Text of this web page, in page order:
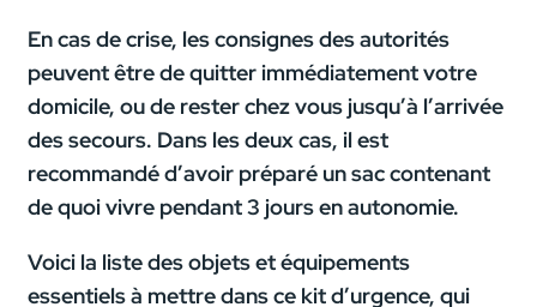
En cas de crise, les consignes des autorités
peuvent être de quitter immédiatement votre
domicile, ou de rester chez vous jusqu’à l’arrivée
des secours. Dans les deux cas, il est
recommandé d’avoir préparé un sac contenant
de quoi vivre pendant 3 jours en autonomie.
Voici la liste des objets et équipements
essentiels à mettre dans ce kit d’urgence, qui